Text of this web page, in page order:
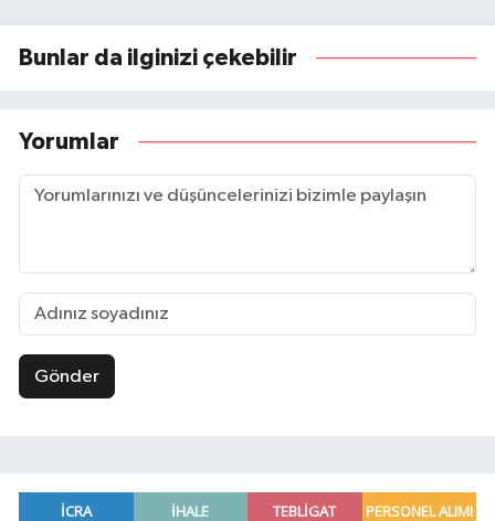
Bunlar da ilginizi çekebilir
Yorumlar
Gönder